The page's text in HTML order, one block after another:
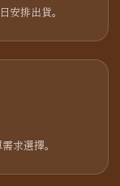
安排出貨。
求選擇。